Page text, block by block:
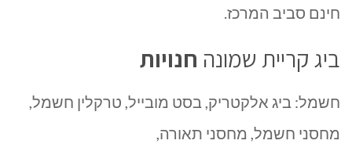
חינם סביב המרכז.
ביג קריית שמונה חנויות
חשמל: ביג אלקטריק, בסט מובייל, טרקלין חשמל,
מחסני חשמל, מחסני תאורה,